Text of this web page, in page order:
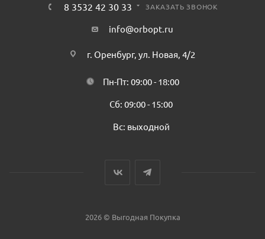
8 3532 42 30 33 ЗАКАЗАТЬ ЗВОНОК
info@orbopt.ru
г. Оренбург, ул. Новая, 4/2
Пн-Пт: 09:00 - 18:00
Сб: 09:00 - 15:00
Вс: выходной
2026 © Выгодная Покупка